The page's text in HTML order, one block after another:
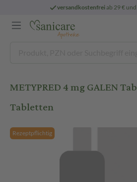
versandkostenfreiab 29 €
METYPRED 4 mg GALEN
Tabletten
Rezeptpflichtig